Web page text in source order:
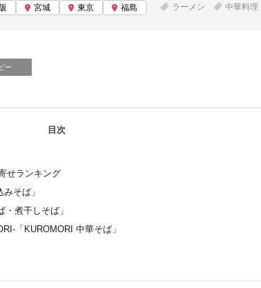
宮城 東京 福島 ラーメン 中華料理
ー
目次
せランキング
そば」
煮干しそば」
「KUROMORI 中華そば」